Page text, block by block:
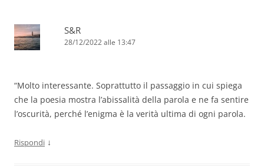
S&R
28/12/2022 alle 13:47
“Molto interessante. Soprattutto il passaggio in cui spiega
che la poesia mostra l’abissalità della parola e ne fa sentire
l’oscurità, perché l’enigma è la verità ultima di ogni parola.
Rispondi ↓